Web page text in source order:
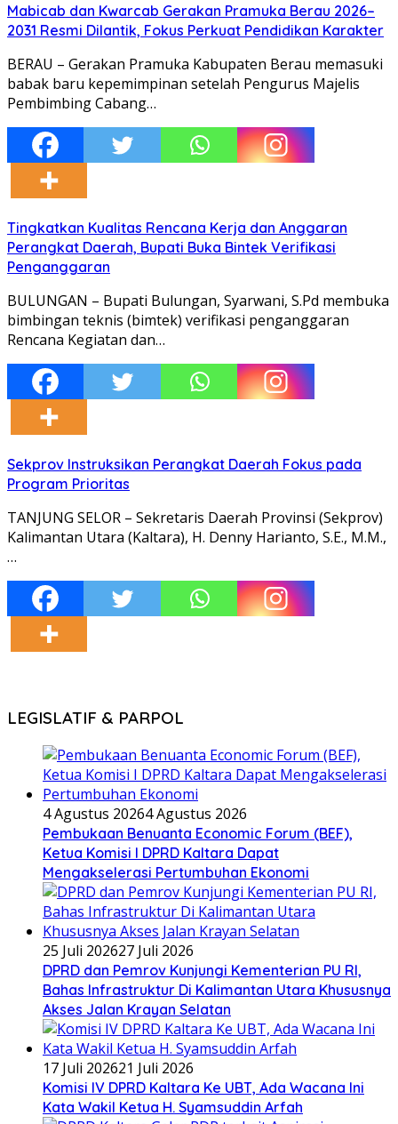
Mabicab dan Kwarcab Gerakan Pramuka Berau 2026–
2031 Resmi Dilantik, Fokus Perkuat Pendidikan Karakter
BERAU – Gerakan Pramuka Kabupaten Berau memasuki
babak baru kepemimpinan setelah Pengurus Majelis
Pembimbing Cabang…
Tingkatkan Kualitas Rencana Kerja dan Anggaran
Perangkat Daerah, Bupati Buka Bintek Verifikasi
Penganggaran
BULUNGAN – Bupati Bulungan, Syarwani, S.Pd membuka
bimbingan teknis (bimtek) verifikasi penganggaran
Rencana Kegiatan dan…
Sekprov Instruksikan Perangkat Daerah Fokus pada
Program Prioritas
TANJUNG SELOR – Sekretaris Daerah Provinsi (Sekprov)
Kalimantan Utara (Kaltara), H. Denny Harianto, S.E., M.M.,
…
LEGISLATIF & PARPOL
4 Agustus 20264 Agustus 2026
Pembukaan Benuanta Economic Forum (BEF),
Ketua Komisi I DPRD Kaltara Dapat
Mengakselerasi Pertumbuhan Ekonomi
25 Juli 202627 Juli 2026
DPRD dan Pemrov Kunjungi Kementerian PU RI,
Bahas Infrastruktur Di Kalimantan Utara Khususnya
Akses Jalan Krayan Selatan
17 Juli 202621 Juli 2026
Komisi IV DPRD Kaltara Ke UBT, Ada Wacana Ini
Kata Wakil Ketua H. Syamsuddin Arfah